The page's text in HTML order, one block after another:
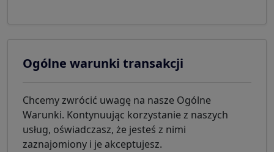
Ogólne warunki transakcji
Chcemy zwrócić uwagę na nasze Ogólne
Warunki. Kontynuując korzystanie z naszych
usług, oświadczasz, że jesteś z nimi
zaznajomiony i je akceptujesz.